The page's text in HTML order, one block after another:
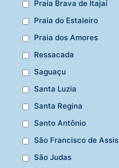
Praia Brava de Itajaí
Praia do Estaleiro
Praia dos Amores
Ressacada
Saguaçu
Santa Luzia
Santa Regina
Santo Antônio
São Francisco de Assis
São Judas